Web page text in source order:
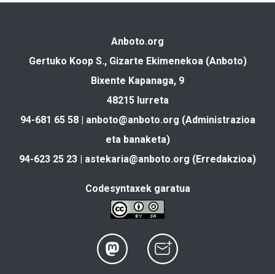
Anboto.org
Gertuko Koop S., Gizarte Ekimenekoa (Anboto)
Bixente Kapanaga, 9
48215 Iurreta
94-681 65 58 | anboto@anboto.org (Administrazioa
eta banaketa)
94-623 25 23 | astekaria@anboto.org (Erredakzioa)
Codesyntaxek garatua